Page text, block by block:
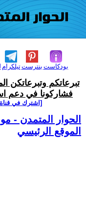
تيلكرامبنترست بودكاست
تبرعاتكم وتبرعاتكن
فشاركونا في دعم
[اشترك في
الحوار المتمدن -
الموقع الرئيسي